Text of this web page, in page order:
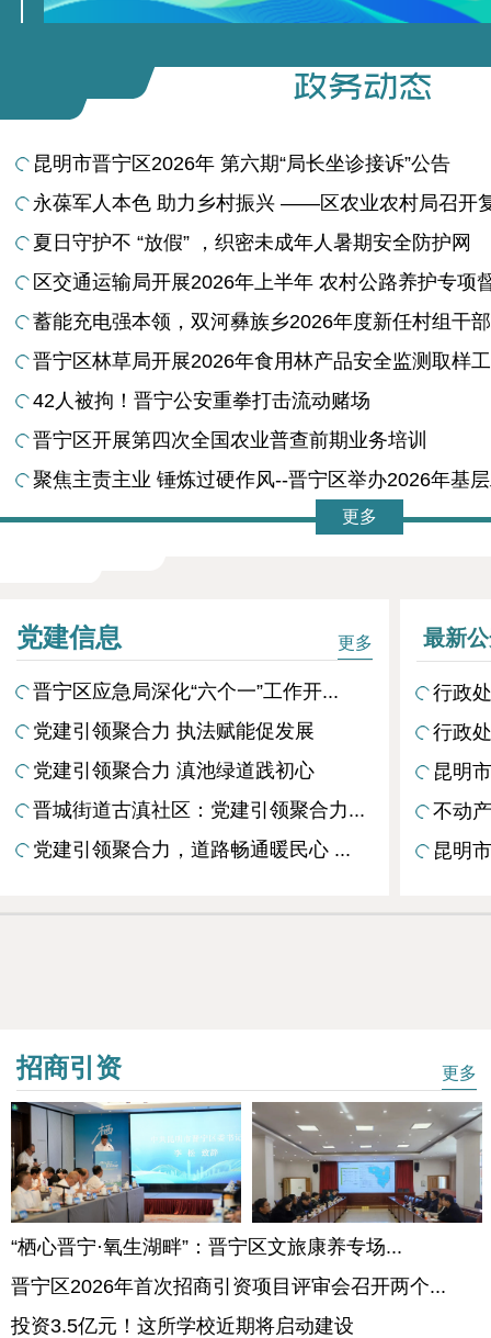
昆明市晋宁区2026年 第六期“局长坐诊接诉”公告
永葆军人本色 助力乡村振兴 ——区农业农村局召开
夏日守护不 “放假” ，织密未成年人暑期安全防护网
区交通运输局开展2026年上半年 农村公路养护专项
蓄能充电强本领，双河彝族乡2026年度新任村组干
晋宁区林草局开展2026年食用林产品安全监测取样
42人被拘！晋宁公安重拳打击流动赌场
晋宁区开展第四次全国农业普查前期业务培训
聚焦主责主业 锤炼过硬作风--晋宁区举办2026年基
更多
党建信息 更多
晋宁区应急局深化“六个一”工作开...
党建引领聚合力 执法赋能促发展
党建引领聚合力 滇池绿道践初心
晋城街道古滇社区：党建引领聚合力...
党建引领聚合力，道路畅通暖民心 ...
最新
行政
行政
昆明
不动
昆明
招商引资 更多
“栖心晋宁·氧生湖畔”：晋宁区文旅康养专场...
晋宁区2026年首次招商引资项目评审会召开两个...
投资3.5亿元！这所学校近期将启动建设